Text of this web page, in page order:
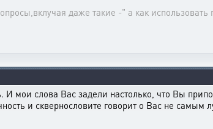
даже такие -" а как использовать
мои слова Вас задели настолько, что Вы
и сквернословите говорит о Вас не